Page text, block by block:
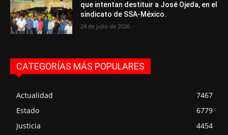
que intentan destituir a José Ojeda, en el
sindicato de SSA-México.
24 de julio de 2026
CATEGORÍAS MÁS POPULARES
Actualidad
7467
Estado
6779
Justicia
4454